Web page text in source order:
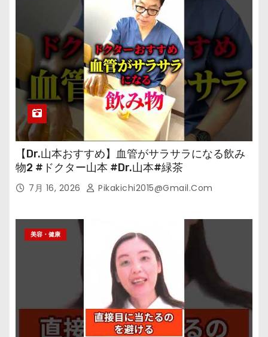
【Dr.山本おすすめ】血管がサラサラになる飲み
物2 #ドクター山本 #Dr.山本#緑茶
7月 16, 2026 Pikakichi2015@gmail.com
美容・健康